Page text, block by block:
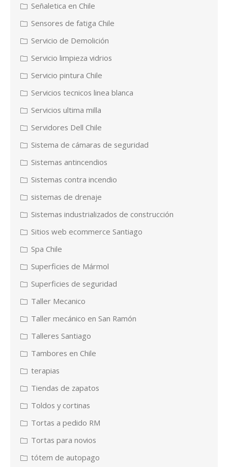
Señaletica en Chile
Sensores de fatiga Chile
Servicio de Demolición
Servicio limpieza vidrios
Servicio pintura Chile
Servicios tecnicos linea blanca
Servicios ultima milla
Servidores Dell Chile
Sistema de cámaras de seguridad
Sistemas antincendios
Sistemas contra incendio
sistemas de drenaje
Sistemas industrializados de construcción
Sitios web ecommerce Santiago
Spa Chile
Superficies de Mármol
Superficies de seguridad
Taller Mecanico
Taller mecánico en San Ramón
Talleres Santiago
Tambores en Chile
terapias
Tiendas de zapatos
Toldos y cortinas
Tortas a pedido RM
Tortas para novios
tótem de autopago